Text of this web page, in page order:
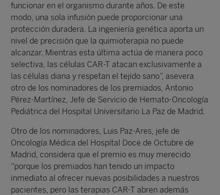
funcionar en el organismo durante años. De este
modo, una sola infusión puede proporcionar una
protección duradera. La ingeniería genética aporta un
nivel de precisión que la quimioterapia no puede
alcanzar. Mientras esta última actúa de manera poco
selectiva, las células CAR‑T atacan exclusivamente a
las células diana y respetan el tejido sano”, asevera
otro de los nominadores de los premiados, Antonio
Pérez-Martínez, Jefe de Servicio de Hemato-Oncología
Pediátrica del Hospital Universitario La Paz de Madrid.
Otro de los nominadores, Luis Paz-Ares, jefe de
Oncología Médica del Hospital Doce de Octubre de
Madrid, considera que el premio es muy merecido
“porque los premiados han tenido un impacto
inmediato al ofrecer nuevas posibilidades a nuestros
pacientes, pero las terapias CAR-T abren además